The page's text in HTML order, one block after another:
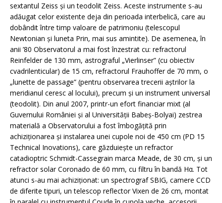
sextantul Zeiss şi un teodolit Zeiss. Aceste instrumente s-au
adăugat celor existente deja din perioada interbelică, care au
dobândit între timp valoare de patrimoniu (telescopul
Newtonian şi luneta Prin, mai sus amintite). De asemenea, în
anii ’80 Observatorul a mai fost înzestrat cu: refractorul
Reinfelder de 130 mm, astrograful „Vierlinser” (cu obiectiv
cvadrilenticular) de 15 cm, refractorul Frauhoffer de 70 mm, o
„lunette de passage” (pentru observarea trecerii aştrilor la
meridianul ceresc al locului), precum şi un instrument universal
(teodolit). Din anul 2007, printr-un efort financiar mixt (al
Guvernului României şi al Universităţii Babeş-Bolyai) zestrea
materială a Observatorului a fost îmbogăţită prin
achiziţionarea şi instalarea unei cupole noi de 450 cm (PD 15
Technical Inovations), care găzduieşte un refractor
catadioptric Schmidt-Cassegrain marca Meade, de 30 cm, şi un
refractor solar Coronado de 60 mm, cu filtru în bandă Hα. Tot
atunci s-au mai achiziţionat: un spectrograf SBIG, camere CCD
de diferite tipuri, un telescop reflector Vixen de 26 cm, montat